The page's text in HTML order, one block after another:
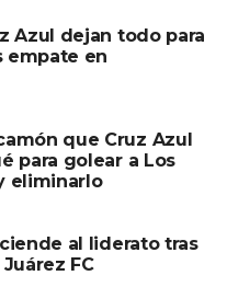
mexicanos.
Azul dejan todo para
empate en
que Cruz Azul
para golear a Los
eliminarlo
al liderato tras
FC